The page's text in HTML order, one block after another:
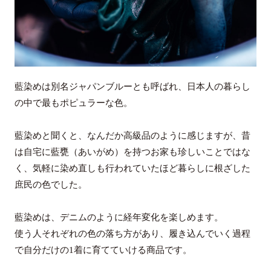
藍染めは別名ジャパンブルーとも呼ばれ、日本人の暮らし
の中で最もポピュラーな色。
藍染めと聞くと、なんだか高級品のように感じますが、昔
は自宅に藍甕（あいがめ）を持つお家も珍しいことではな
く、気軽に染め直しも行われていたほど暮らしに根ざした
庶民の色でした。
藍染めは、デニムのように経年変化を楽しめます。
使う人それぞれの色の落ち方があり、履き込んでいく過程
で自分だけの1着に育てていける商品です。